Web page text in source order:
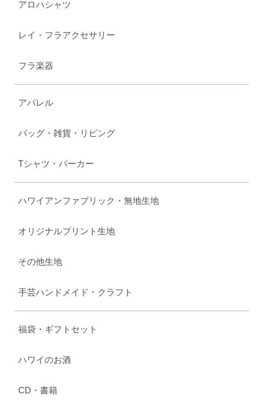
アロハシャツ
レイ・フラアクセサリー
フラ楽器
アパレル
バッグ・雑貨・リビング
Tシャツ・パーカー
ハワイアンファブリック・無地生地
オリジナルプリント生地
その他生地
手芸ハンドメイド・クラフト
福袋・ギフトセット
ハワイのお酒
CD・書籍